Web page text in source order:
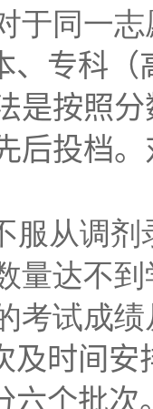
于同一
、专科
是按照
后投档
服从调
量达不
考试成
及时间安
六个批